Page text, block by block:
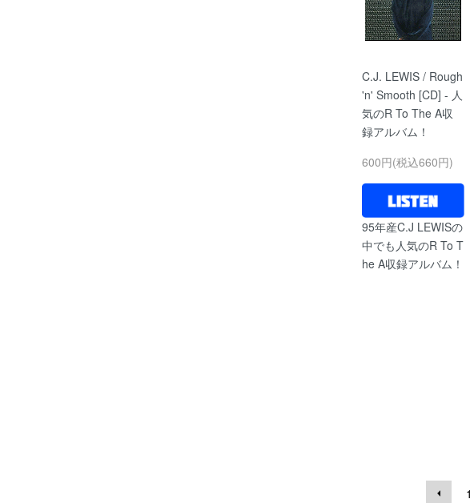
C.J. LEWIS / Rough
'n' Smooth [CD] - 人
気のR To The A収
録アルバム！
600円(税込660円)
95年産C.J LEWISの
中でも人気のR To T
he A収録アルバム！
1